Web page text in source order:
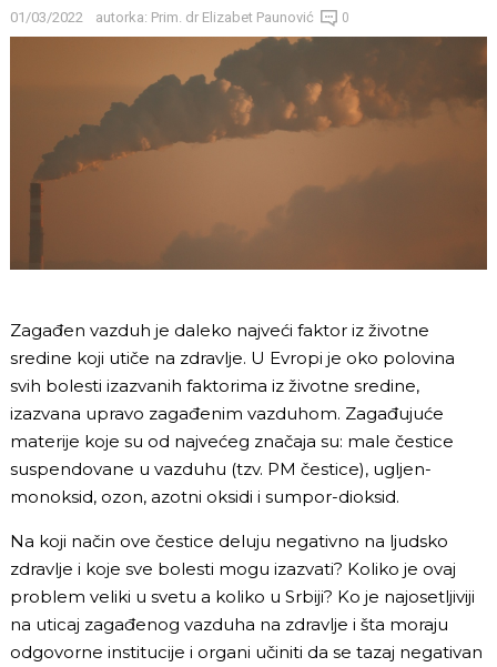
01/03/2022 autorka: Prim. dr Elizabet Paunović 0
Zagađen vazduh je daleko najveći faktor iz životne
sredine koji utiče na zdravlje. U Evropi je oko polovina
svih bolesti izazvanih faktorima iz životne sredine,
izazvana upravo zagađenim vazduhom. Zagađujuće
materije koje su od najvećeg značaja su: male čestice
suspendovane u vazduhu (tzv. PM čestice), ugljen-
monoksid, ozon, azotni oksidi i sumpor-dioksid.
Na koji način ove čestice deluju negativno na ljudsko
zdravlje i koje sve bolesti mogu izazvati? Koliko je ovaj
problem veliki u svetu a koliko u Srbiji? Ko je najosetljiviji
na uticaj zagađenog vazduha na zdravlje i šta moraju
odgovorne institucije i organi učiniti da se tazaj negativan